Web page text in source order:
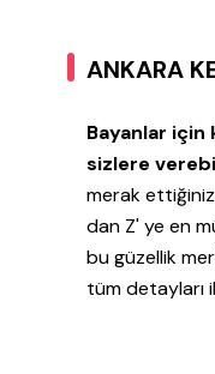
ANKARA
Bayanlar
sizlere
merak
dan Z' ye en
bu güzellik
tüm detayları